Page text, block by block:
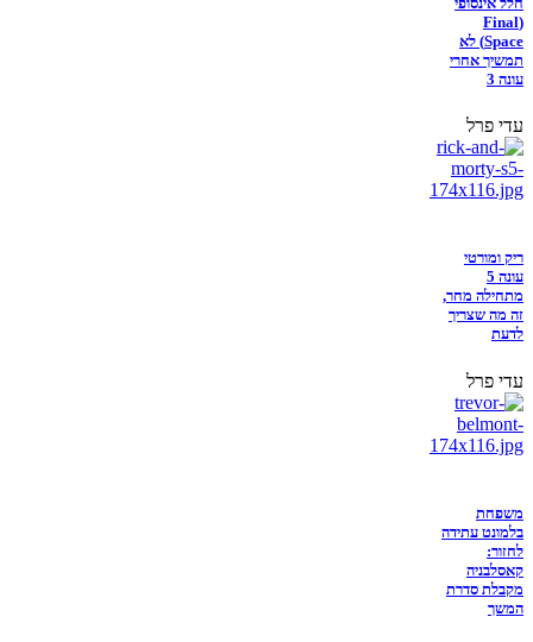
(Final
Space) לא
תמשיך אחרי
עונה 3
עדי פרל
ריק ומורטי
עונה 5
מתחילה מחר,
זה מה שצריך
לדעת
עדי פרל
משפחת
בלמונט עתידה
לחזור:
קאסלבניה
מקבלת סדרת
המשך